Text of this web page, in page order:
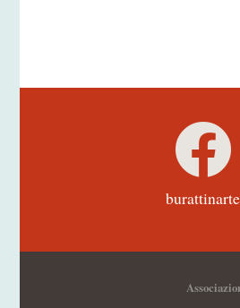
burattinarte